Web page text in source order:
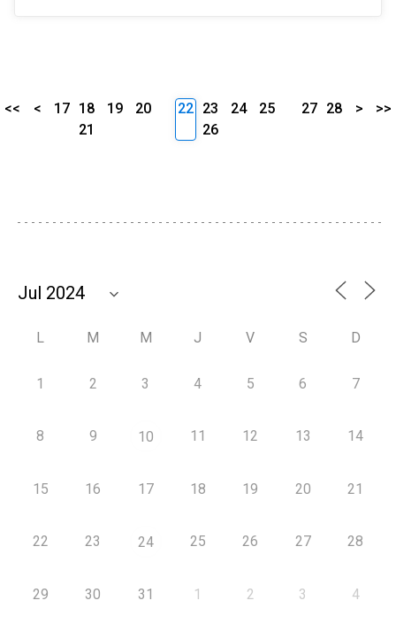
<< < 17 18 19
20
21
22 23 24
25
26
27 28 > >>
L M M J V S D
1 2 3 4 5 6 7
8 9 10 11 12 13 14
15 16 17 18 19 20 21
22 23 24 25 26 27 28
29 30 31 1 2 3 4